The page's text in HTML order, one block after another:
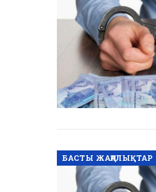
БАСТЫ ЖАҢАЛЫҚТАР